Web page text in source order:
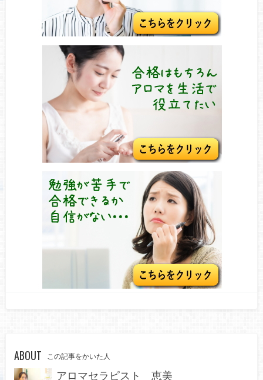
ABOUT この記事をかいた人
アロマセラピスト 恵美